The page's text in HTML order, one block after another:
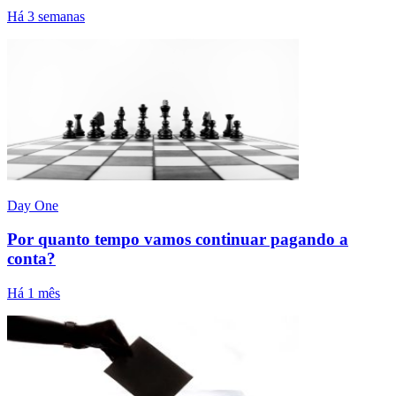
Há 3 semanas
Day One
Por quanto tempo vamos continuar pagando a
conta?
Há 1 mês